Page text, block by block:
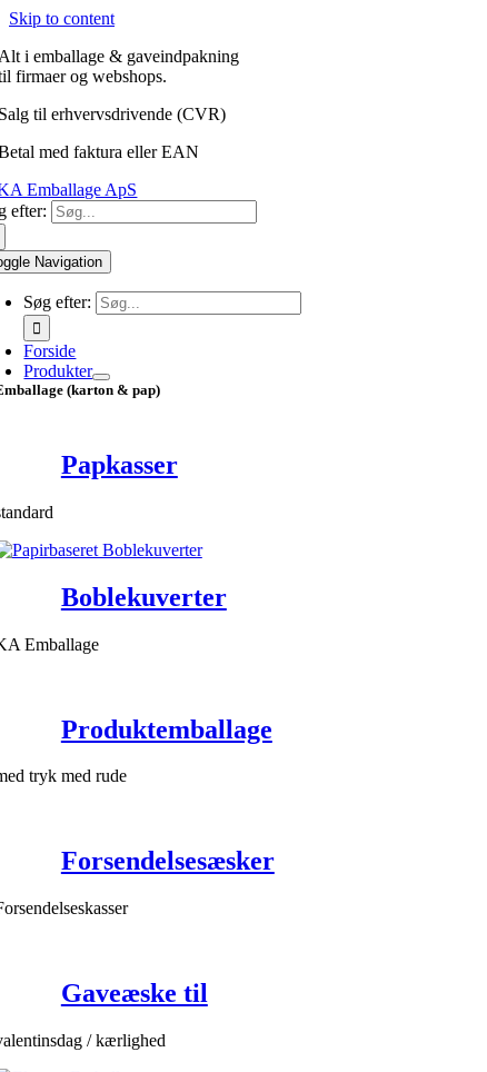
Skip to content
i emballage & gaveindpakning
firmaer og webshops.
til erhvervsdrivende (CVR)
med faktura eller EAN
efter:
Navigation
Søg efter:
Forside
Produkter
(karton & pap)
Papkasser
Boblekuverter
Emballage
Produktemballage
tryk med rude
Forsendelsesæsker
Gaveæske til
/ kærlighed